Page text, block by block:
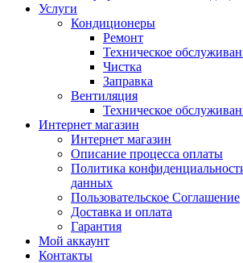
Услуги
Кондиционеры
Ремонт
Техническое
Чистка
Заправка
Вентиляция
Техническое
Интернет магазин
Интернет магазин
Описание процесса оплаты
Политика
данных
Пользовательское Соглашение
Доставка и оплата
Гарантия
Мой аккаунт
Контакты